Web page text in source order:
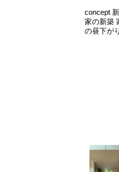
concept
家の新築
の昼下が